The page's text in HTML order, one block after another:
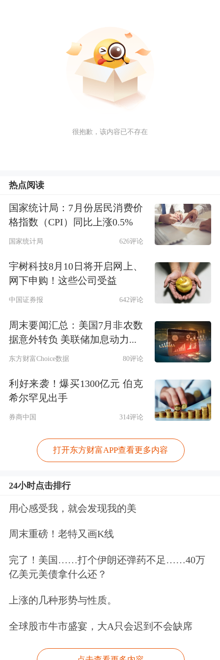
很抱歉，该内容已不存在
热点阅读
国家统计局：7月份居民消费价
格指数（CPI）同比上涨0.5%
国家统计局 626评论
宇树科技8月10日将开启网上、
网下申购！这些公司受益
中国证券报 642评论
周末要闻汇总：美国7月非农数
据意外转负 美联储加息动力...
东方财富Choice数据 80评论
利好来袭！爆买1300亿元 伯克
希尔罕见出手
券商中国 314评论
打开东方财富APP查看更多内容
24小时点击排行
用心感受我，就会发现我的美
周末重磅！老特又画K线
完了！美国……打个伊朗还弹药不足……40万
亿美元美债拿什么还？
上涨的几种形势与性质。
全球股市牛市盛宴，大A只会迟到不会缺席